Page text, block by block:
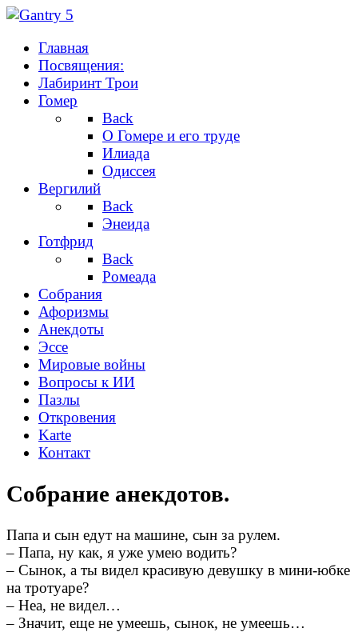
Главная
Посвящения:
Лабиринт Трои
Гомер
Back
О Гомере и его труде
Илиада
Одиссея
Вергилий
Back
Энеида
Готфрид
Back
Ромеада
Собрания
Афоризмы
Анекдоты
Эссе
Мировые войны
Вопросы к ИИ
Пазлы
Откровения
Karte
Контакт
Собрание анекдотов.
Папа и сын едут на машине, сын за рулем.
– Папа, ну как, я уже умею водить?
– Сынок, а ты видел красивую девушку в мини-юбке
на тротуаре?
– Неа, не видел…
– Значит, еще не умеешь, сынок, не умеешь…